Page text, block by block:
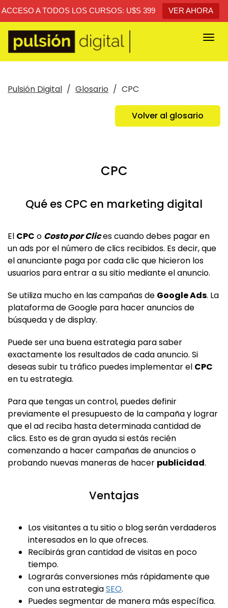
ACCESO A TODOS LOS CURSOS: U$S 399 VER AHORA
Pulsión Digital Glosario CPC
Volver al glosario
CPC
Qué es CPC en marketing digital
El CPC o Costo por Clices cuando debes pagar en
un ads por el número de clics recibidos. Es decir, que
el anunciante paga por cada clic que hicieron los
usuarios para entrar a su sitio mediante el anuncio.
Se utiliza mucho en las campañas de Google Ads. La
plataforma de Google para hacer anuncios de
búsqueda y de display.
Puede ser una buena estrategia para saber
exactamente los resultados de cada anuncio. Si
deseas subir tu tráfico puedes implementar el CPC
en tu estrategia.
Para que tengas un control, puedes definir
previamente el presupuesto de la campaña y lograr
que el ad reciba hasta determinada cantidad de
clics. Esto es de gran ayuda si estás recién
comenzando a hacer campañas de anuncios o
probando nuevas maneras de hacer publicidad.
Ventajas
Los visitantes a tu sitio o blog serán verdaderos
interesados en lo que ofreces.
Recibirás gran cantidad de visitas en poco
tiempo.
Lograrás conversiones más rápidamente que
con una estrategiaSEO.
Puedes segmentar de manera más específica.